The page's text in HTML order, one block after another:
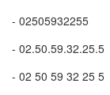
- 02505932255
- 02.50.59.32.25.5
- 02 50 59 32 25 5